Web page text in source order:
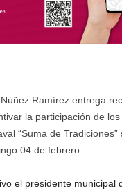
Ramírez entrega
la participación de
“Suma de Tradiciones”
04 de febrero
el presidente municipal